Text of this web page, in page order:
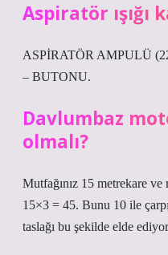
Aspiratör ışığı
ASPİRATÖR AMPULÜ
– BUTONU.
Davlumbaz
olmalı?
Mutfağınız 15 metrekare
15×3 = 45. Bunu 10 ile
taslağı bu şekilde elde